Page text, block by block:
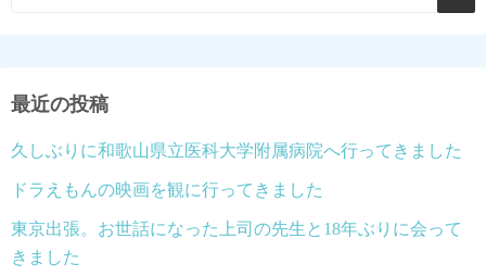
最近の投稿
久しぶりに和歌山県立医科大学附属病院へ行ってきました
ドラえもんの映画を観に行ってきました
東京出張。お世話になった上司の先生と18年ぶりに会って
きました